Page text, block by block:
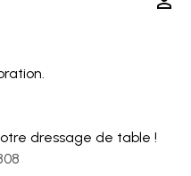
dressage de table !